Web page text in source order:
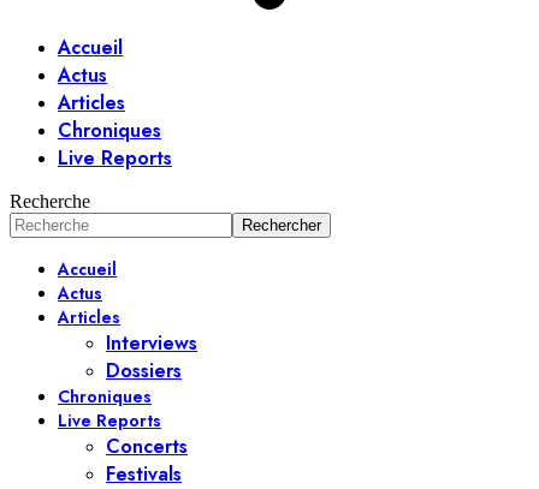
Accueil
Actus
Articles
Chroniques
Live Reports
Recherche
Accueil
Actus
Articles
Interviews
Dossiers
Chroniques
Live Reports
Concerts
Festivals